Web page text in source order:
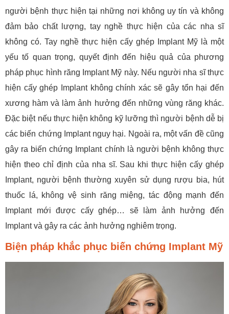
người bệnh thực hiện tại những nơi không uy tín và không
đảm bảo chất lượng, tay nghề thực hiện của các nha sĩ
không có. Tay nghề thực hiện cấy ghép Implant Mỹ là một
yếu tố quan trọng, quyết định đến hiệu quả của phương
pháp phục hình răng Implant Mỹ này. Nếu người nha sĩ thực
hiện cấy ghép Implant không chính xác sẽ gây tổn hại đến
xương hàm và làm ảnh hưởng đến những vùng răng khác.
Đặc biệt nếu thực hiện không kỹ lưỡng thì người bệnh dễ bị
các biến chứng Implant nguy hại. Ngoài ra, một vấn đề cũng
gây ra biến chứng Implant chính là người bệnh không thực
hiện theo chỉ định của nha sĩ. Sau khi thực hiện cấy ghép
Implant, người bệnh thường xuyên sử dụng rượu bia, hút
thuốc lá, không vệ sinh răng miệng, tác động mạnh đến
Implant mới được cấy ghép… sẽ làm ảnh hưởng đến
Implant và gây ra các ảnh hưởng nghiêm trọng.
Biện pháp khắc phục biến chứng Implant Mỹ